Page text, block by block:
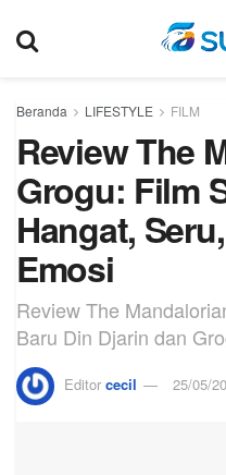
Beranda LIFESTYLE FILM
Review The
Grogu: Film
Hangat,
Emosi
Review The
Baru Din Djarin dan
Editor cecil 25/05/